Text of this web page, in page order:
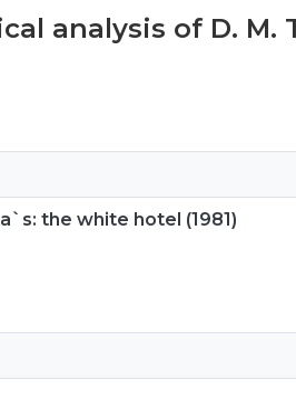
analysis of D. M.
the white hotel (1981)